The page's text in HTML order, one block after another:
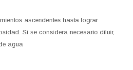
ascendentes hasta lograr
Si se considera necesario diluir,
agua